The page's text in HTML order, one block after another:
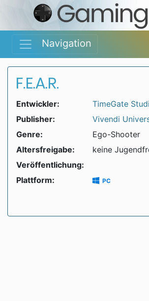
Navigation
F.E.A.R.
Entwickler:
TimeGate
Publisher:
Vivendi
Genre:
Ego-Shooter
Altersfreigabe:
keine
Veröffentlichung:
Plattform:
PC